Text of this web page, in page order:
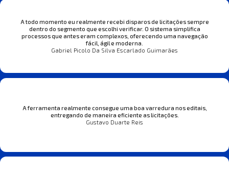
A todo momento eu realmente recebi disparos de licitações sempre
dentro do segmento que escolhi verificar. O sistema simplifica
processos que antes eram complexos, oferecendo uma navegação
fácil, ágil e moderna.
Gabriel Picolo Da Silva Escarlado Guimarães
A ferramenta realmente consegue uma boa varredura nos editais,
entregando de maneira eficiente as licitações.
Gustavo Duarte Reis